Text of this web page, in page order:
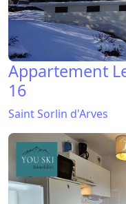
Appartement
16
Saint Sorlin d'Arves